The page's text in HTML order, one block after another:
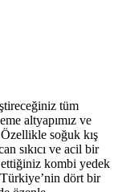
tüm
altyapımız ve
Özellikle soğuk kış
sıkıcı ve acil bir
kombi yedek
dört bir